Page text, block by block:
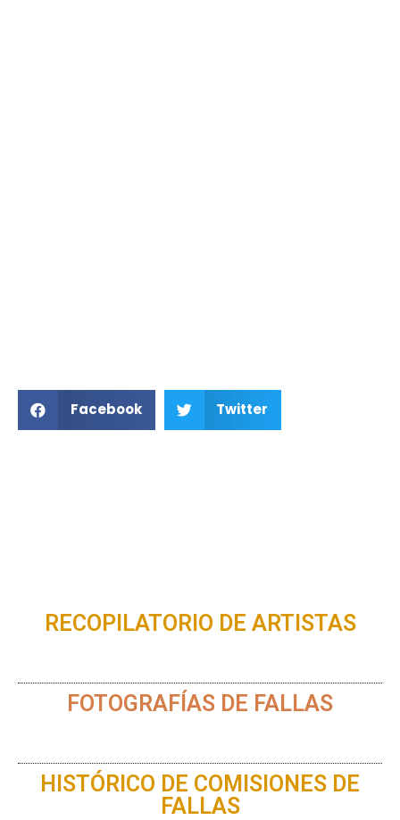
Facebook Twitter
RECOPILATORIO DE ARTISTAS
FOTOGRAFÍAS DE FALLAS
HISTÓRICO DE COMISIONES DE
FALLAS